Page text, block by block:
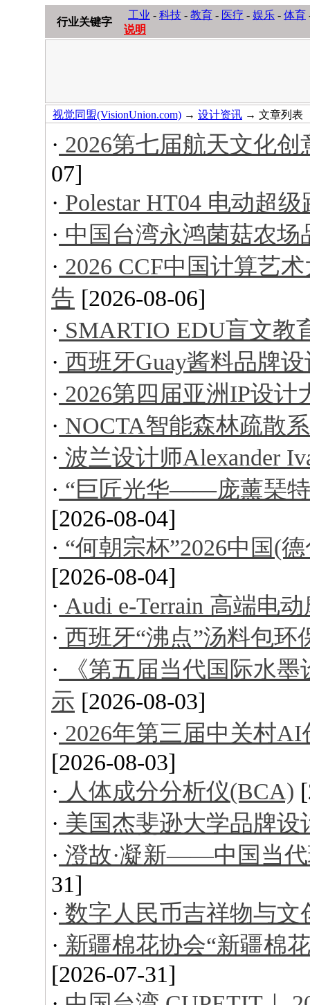
行业关键字
工业 - 科技 - 教育 - 医疗 - 娱乐 - 体育
说明
视觉同盟(VisionUnion.com) → 设计资讯 → 文章列表
· 2026第七届航天文化
07]
· Polestar HT04 电动超级
· 中国台湾永鸿菌菇农场
· 2026 CCF中国计算艺
告 [2026-08-06]
· SMARTIO EDU盲文教
· 西班牙Guay酱料品牌设
· 2026第四届亚洲IP设计
· NOCTA智能森林疏散
· 波兰设计师Alexander
· “巨匠光华——庞薰琹特
[2026-08-04]
· “何朝宗杯”2026中国(
[2026-08-04]
· Audi e-Terrain 高端电
· 西班牙“沸点”汤料包环
· 《第五届当代国际水
示 [2026-08-03]
· 2026年第三届中关村
[2026-08-03]
· 人体成分分析仪(BCA)
· 美国杰斐逊大学品牌设
· 澄故·凝新——中国当
31]
· 数字人民币吉祥物与文
· 新疆棉花协会“新疆棉
[2026-07-31]